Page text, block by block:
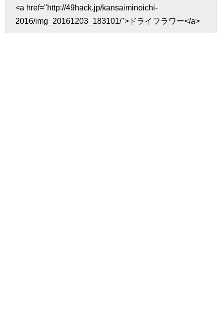
<a href="http://49hack.jp/kansaiminoichi-
2016/img_20161203_183101/">ドライフラワー</a>